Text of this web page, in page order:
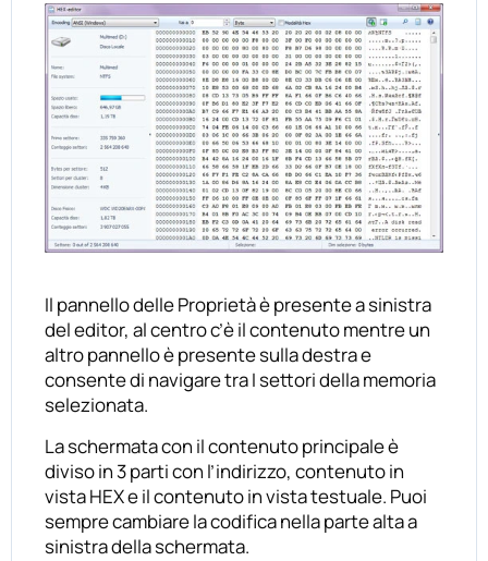
Il pannello delle Proprietà è presente a sinistra
del editor, al centro c’è il contenuto mentre un
altro pannello è presente sulla destra e
consente di navigare tra I settori della memoria
selezionata.
La schermata con il contenuto principale è
diviso in 3 parti con l’indirizzo, contenuto in
vista HEX e il contenuto in vista testuale. Puoi
sempre cambiare la codifica nella parte alta a
sinistra della schermata.